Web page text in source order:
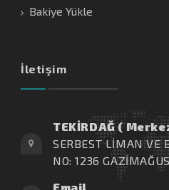
Bakiye Yükle
İletişim
TEKİRDAĞ (
SERBEST LİMAN VE
NO: 1236
Email